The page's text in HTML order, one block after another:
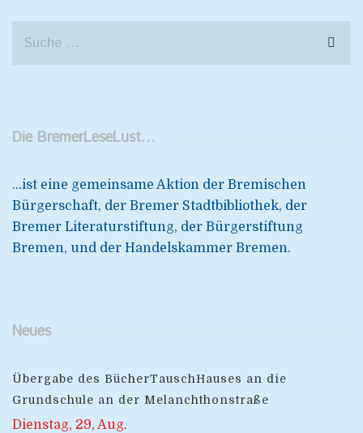
Die BremerLeseLust…
...ist eine gemeinsame Aktion der Bremischen
Bürgerschaft, der Bremer Stadtbibliothek, der
Bremer Literaturstiftung, der Bürgerstiftung
Bremen, und der Handelskammer Bremen.
Neues
Übergabe des BücherTauschHauses an die
Grundschule an der Melanchthonstraße
Dienstag, 29, Aug.